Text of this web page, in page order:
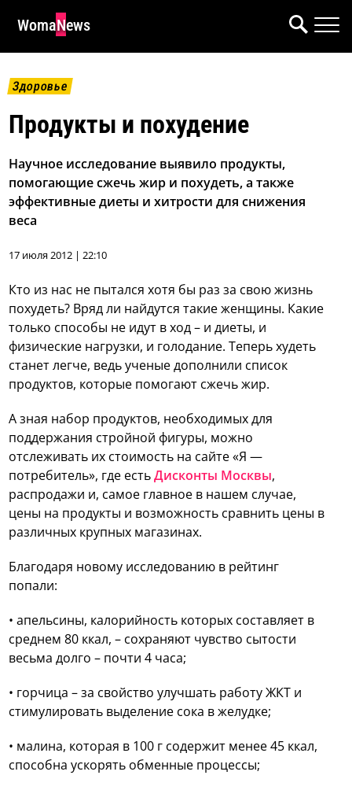
WomaNews
Здоровье
Продукты и похудение
Научное исследование выявило продукты,
помогающие сжечь жир и похудеть, а также
эффективные диеты и хитрости для снижения
веса
17 июля 2012 | 22:10
Кто из нас не пытался хотя бы раз за свою жизнь
похудеть? Вряд ли найдутся такие женщины. Какие
только способы не идут в ход – и диеты, и
физические нагрузки, и голодание. Теперь худеть
станет легче, ведь ученые дополнили список
продуктов, которые помогают сжечь жир.
А зная набор продуктов, необходимых для
поддержания стройной фигуры, можно
отслеживать их стоимость на сайте «Я —
потребитель», где естьДисконты Москвы,
распродажи и, самое главное в нашем случае,
цены на продукты и возможность сравнить цены в
различных крупных магазинах.
Благодаря новому исследованию в рейтинг
попали:
• апельсины, калорийность которых составляет в
среднем 80 ккал, – сохраняют чувство сытости
весьма долго – почти 4 часа;
• горчица – за свойство улучшать работу ЖКТ и
стимулировать выделение сока в желудке;
• малина, которая в 100 г содержит менее 45 ккал,
способна ускорять обменные процессы;